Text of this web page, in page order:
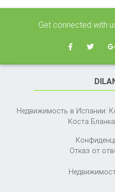
Get connected with
Недвижимость в Испании:
Коста
Отказ от